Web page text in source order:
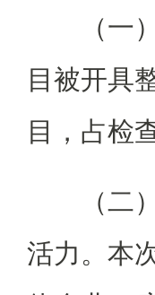
（一
目被开具
目，占检
（二
活力。本